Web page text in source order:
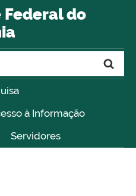
do
à Informação
Servidores